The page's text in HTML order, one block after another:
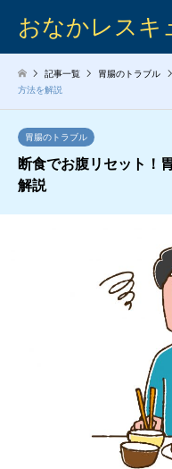
おなかレスキ
記事一覧 胃腸のトラブル
方法を解説
胃腸のトラブル
断食でお腹リセット！
解説